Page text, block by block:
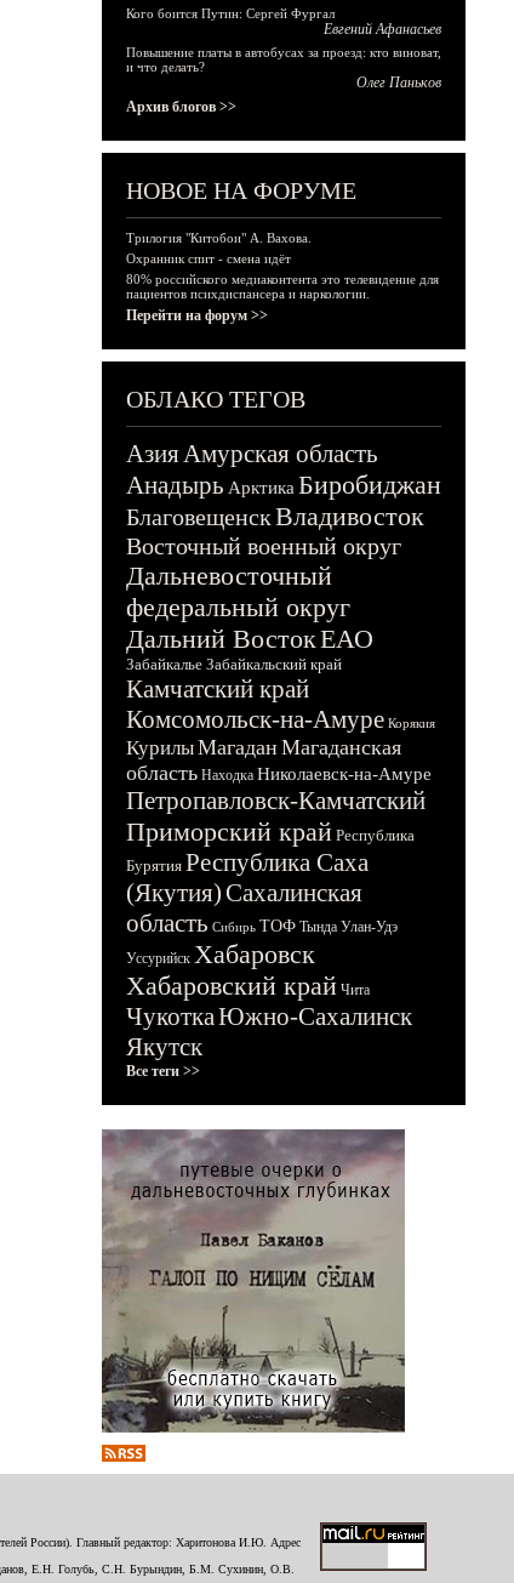
Кого боится Путин: Сергей Фургал
Евгений Афанасьев
Повышение платы в автобусах за проезд: кто виноват,
и что делать?
Олег Паньков
Архив блогов >>
НОВОЕ НА ФОРУМЕ
Трилогия "Китобои" А. Вахова.
Охранник спит - смена идёт
80% российского медиаконтента это телевидение для
пациентов психдиспансера и наркологии.
Перейти на форум >>
ОБЛАКО ТЕГОВ
АзияАмурская область
Анадырь Арктика Биробиджан
БлаговещенскВладивосток
Восточный военный округ
Дальневосточный
федеральный округ
Дальний ВостокЕАО
Забайкалье Забайкальский край
Камчатский край
Комсомольск-на-Амуре Корякия
КурилыМагадан Магаданская
область Находка Николаевск-на-Амуре
Петропавловск-Камчатский
Приморский край Республика
Бурятия Республика Саха
(Якутия)Сахалинская
область Сибирь ТОФ Тында Улан-Удэ
Уссурийск Хабаровск
Хабаровский край Чита
ЧукоткаЮжно-Сахалинск
Якутск
Все теги >>
России). Главный редактор: Харитонова И.Ю. Адрес
Е.Н. Голубь, С.Н. Бурындин, Б.М. Сухинин, О.В.